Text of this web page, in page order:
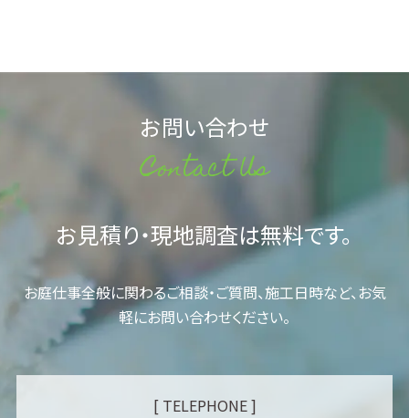
お問い合わせ
Contact Us
お見積り・現地調査は無料です。
お庭仕事全般に関わるご相談・ご質問、施工日時など、お気
軽にお問い合わせください。
[ TELEPHONE ]